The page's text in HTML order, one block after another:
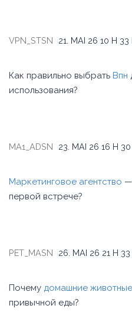
VPN_STSN 21. MAI 26 10 H 33
Как правильно выбрать Впн
использования?
MA1_ADSN 23. MAI 26 16 H
Маркетинговое агентство —
первой встрече?
PET_MASN 26. MAI 26 21 H
Почему домашние животные
привычной еды?